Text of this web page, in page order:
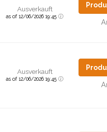
Ausverkauft
as of 12/06/2026 19:45
Ausverkauft
as of 12/06/2026 19:45